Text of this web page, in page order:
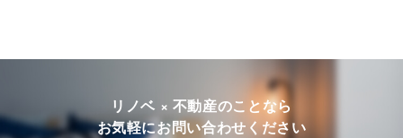
リノベ × 不動産のことなら
お気軽にお問い合わせください